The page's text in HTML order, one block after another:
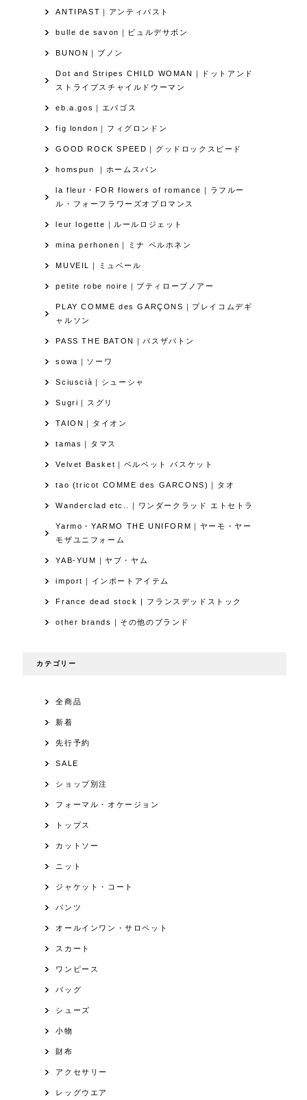
ANTIPAST｜アンティパスト
bulle de savon｜ビュルデサボン
BUNON｜ブノン
Dot and Stripes CHILD WOMAN｜ドットアンド
ストライプスチャイルドウーマン
eb.a.gos｜エバゴス
fig london｜フィグロンドン
GOOD ROCK SPEED｜グッドロックスピード
homspun ｜ホームスパン
la fleur・FOR flowers of romance｜ラフルー
ル・フォーフラワーズオブロマンス
leur logette｜ルールロジェット
mina perhonen｜ミナ ペルホネン
MUVEIL｜ミュベール
petite robe noire｜プティローブノアー
PLAY COMME des GARÇONS｜プレイコムデギ
ャルソン
PASS THE BATON｜パスザバトン
sowa｜ソーワ
Sciuscià｜シューシャ
Sugri｜スグリ
TAION｜タイオン
tamas｜タマス
Velvet Basket｜ベルベット バスケット
tao (tricot COMME des GARCONS)｜タオ
Wanderclad etc..｜ワンダークラッド エトセトラ
Yarmo・YARMO THE UNIFORM｜ヤーモ・ヤー
モザユニフォーム
YAB-YUM｜ヤブ・ヤム
import｜インポートアイテム
France dead stock | フランスデッドストック
other brands｜その他のブランド
カテゴリー
全商品
新着
先行予約
SALE
ショップ別注
フォーマル・オケージョン
トップス
カットソー
ニット
ジャケット・コート
パンツ
オールインワン・サロペット
スカート
ワンピース
バッグ
シューズ
小物
財布
アクセサリー
レッグウエア